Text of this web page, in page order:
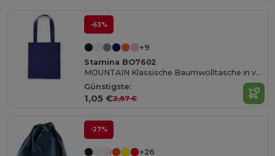
-63%
+9
Stamina BO7602
MOUNTAIN Klassische Baumwolltasche in verschiedenen Farben
Günstigste:
1,05 €2,87 €
-27%
+26